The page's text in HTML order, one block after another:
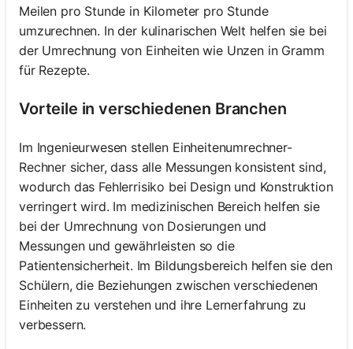
Meilen pro Stunde in Kilometer pro Stunde
umzurechnen. In der kulinarischen Welt helfen sie bei
der Umrechnung von Einheiten wie Unzen in Gramm
für Rezepte.
Vorteile in verschiedenen Branchen
Im Ingenieurwesen stellen Einheitenumrechner-
Rechner sicher, dass alle Messungen konsistent sind,
wodurch das Fehlerrisiko bei Design und Konstruktion
verringert wird. Im medizinischen Bereich helfen sie
bei der Umrechnung von Dosierungen und
Messungen und gewährleisten so die
Patientensicherheit. Im Bildungsbereich helfen sie den
Schülern, die Beziehungen zwischen verschiedenen
Einheiten zu verstehen und ihre Lernerfahrung zu
verbessern.